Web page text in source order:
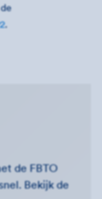
.
de FBTO
Bekijk de